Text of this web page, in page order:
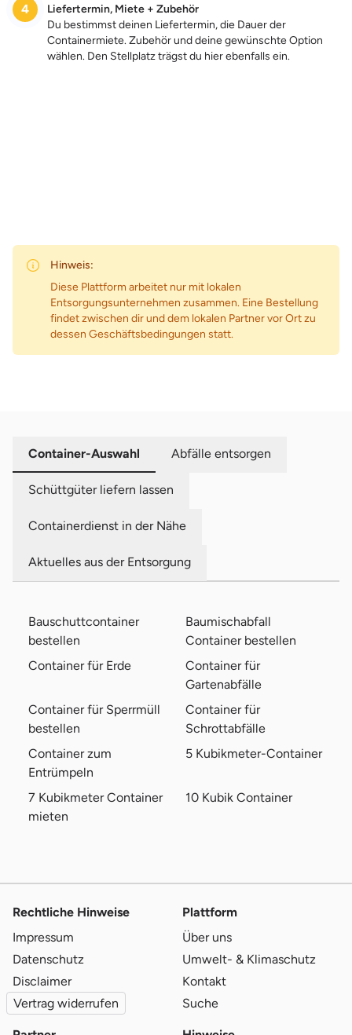
4
Liefertermin, Miete + Zubehör
Du bestimmst deinen Liefertermin, die Dauer der
Containermiete. Zubehör und deine gewünschte Option
wählen. Den Stellplatz trägst du hier ebenfalls ein.
Hinweis:
Diese Plattform arbeitet nur mit lokalen
Entsorgungsunternehmen zusammen. Eine Bestellung
findet zwischen dir und dem lokalen Partner vor Ort zu
dessen Geschäftsbedingungen statt.
Container-Auswahl Abfälle entsorgen
Schüttgüter liefern lassen
Containerdienst in der Nähe
Aktuelles aus der Entsorgung
Bauschuttcontainer
bestellen
Baumischabfall
Container bestellen
Container für Erde
Container für
Gartenabfälle
Container für Sperrmüll
bestellen
Container für
Schrottabfälle
Container zum
Entrümpeln
5 Kubikmeter-Container
7 Kubikmeter Container
mieten
10 Kubik Container
Rechtliche Hinweise
Impressum
Datenschutz
Disclaimer
Vertrag widerrufen
Plattform
Über uns
Umwelt- & Klimaschutz
Kontakt
Suche